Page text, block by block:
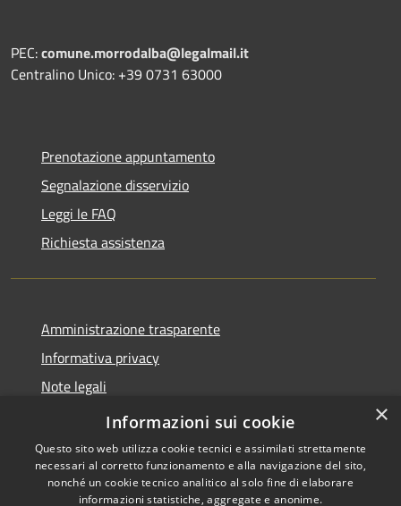
PEC:comune.morrodalba@legalmail.it
Centralino Unico: +39 0731 63000
Prenotazione appuntamento
Segnalazione disservizio
Leggi le FAQ
Richiesta assistenza
Amministrazione trasparente
Informativa privacy
Note legali
Dichiarazione di accessibilità
×
Informazioni sui cookie
Questo sito web utilizza cookie tecnici e assimilati strettamente
necessari al corretto funzionamento e alla navigazione del sito,
nonché un cookie tecnico analitico al solo fine di elaborare
informazioni statistiche, aggregate e anonime.